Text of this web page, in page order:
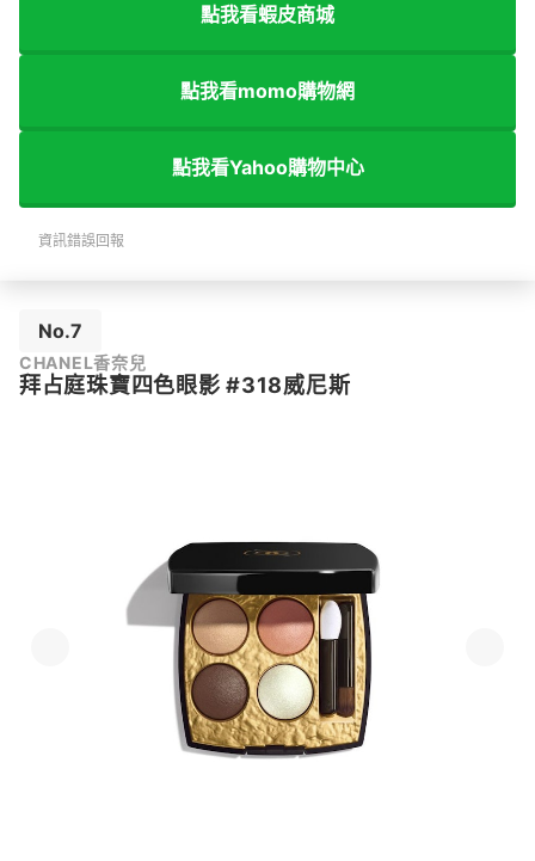
點我看蝦皮商城
點我看momo購物網
點我看Yahoo購物中心
資訊錯誤回報
No.7
CHANEL香奈兒
拜占庭珠寶四色眼影 #318威尼斯